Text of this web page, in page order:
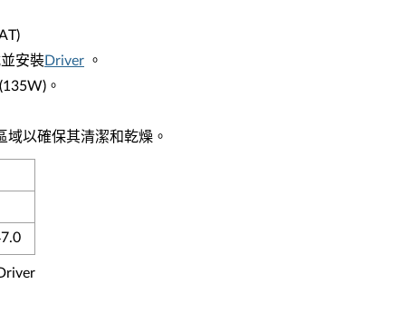
安裝Driver 。
。
以確保其清潔和乾燥。